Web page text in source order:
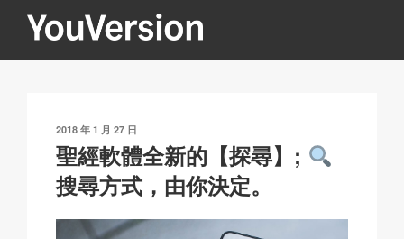
YOUVERSION
Seeking God every day.
發
表
於
2018 年 1 月 27 日
聖經軟體全新的【探尋】;
搜尋方式，由你決定。